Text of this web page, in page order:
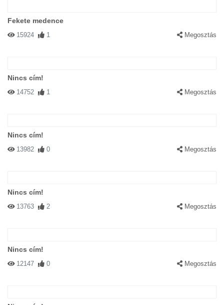
Fekete medence
15924 1 Megosztás
Nincs cím!
14752 1 Megosztás
Nincs cím!
13982 0 Megosztás
Nincs cím!
13763 2 Megosztás
Nincs cím!
12147 0 Megosztás